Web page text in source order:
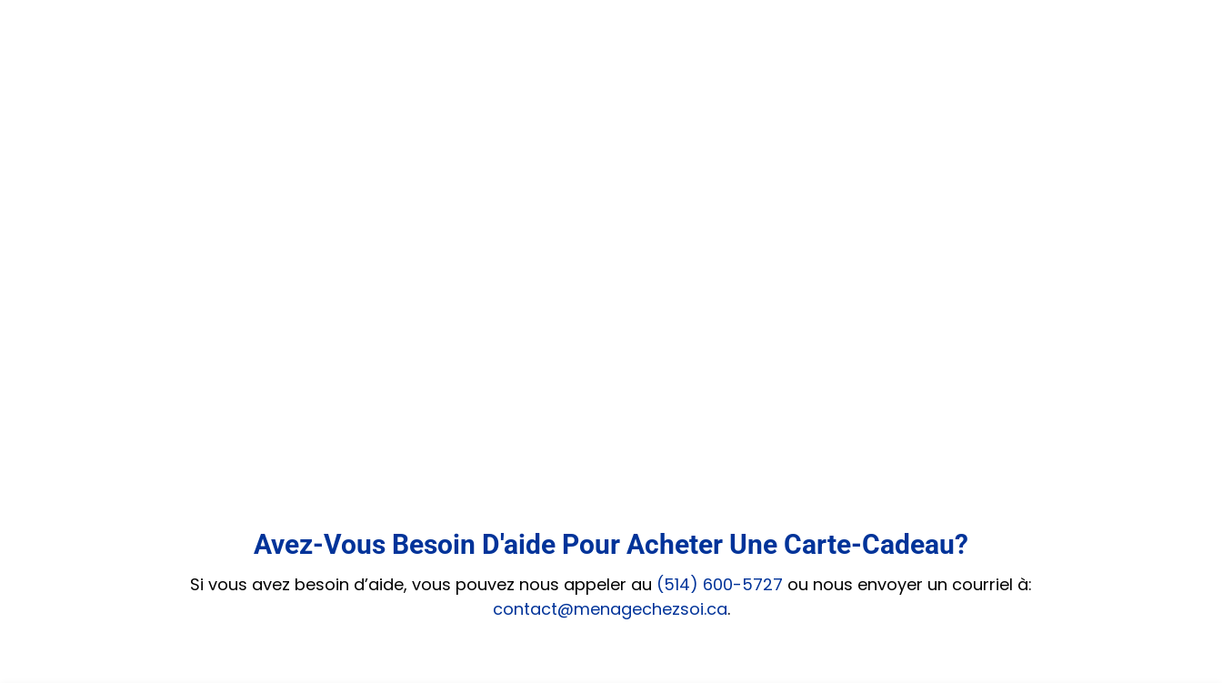
Avez-Vous Besoin D'aide Pour Acheter Une Carte-Cadeau?
Si vous avez besoin d’aide, vous pouvez nous appeler au (514) 600-5727 ou nous envoyer un courriel à:
contact@menagechezsoi.ca.